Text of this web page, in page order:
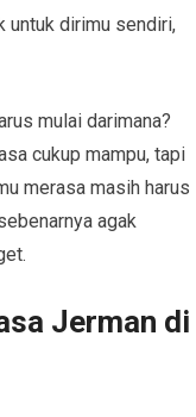
untuk dirimu sendiri,
mulai darimana?
cukup mampu, tapi
merasa masih harus
agak
Jerman di